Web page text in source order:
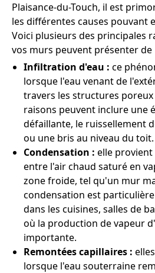
Plaisance-du-Touch, il est
les différentes causes pouvant
Voici plusieurs des principales
vos murs peuvent présenter
Infiltration d'eau : ce
lorsque l'eau venant de
travers les structures poreux
raisons peuvent inclure une
défaillante, le ruissellement
ou une bris au niveau du toit.
Condensation : elle
entre l'air chaud saturé en
zone froide, tel qu'un mur
condensation est
dans les cuisines, salles de
où la production de vapeur
importante.
Remontées capillaires :
lorsque l'eau souterraine